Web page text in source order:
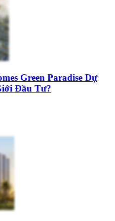
Green Paradise Dự
Đầu Tư?